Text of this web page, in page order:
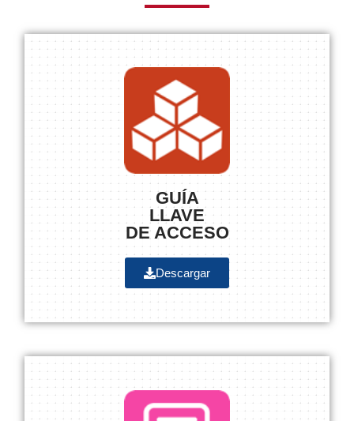
GUÍA
LLAVE
DE ACCESO
Descargar